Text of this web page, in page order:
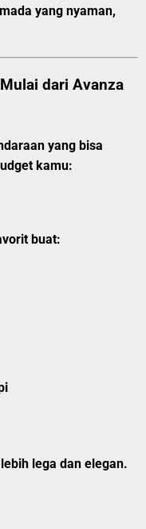
yang nyaman,
dari Avanza
yang bisa
kamu:
buat:
lega dan elegan.